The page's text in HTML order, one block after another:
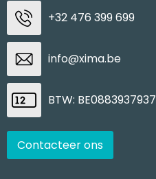
+32 476 399 699
info@xima.be
BTW: BE0883937937
Contacteer ons